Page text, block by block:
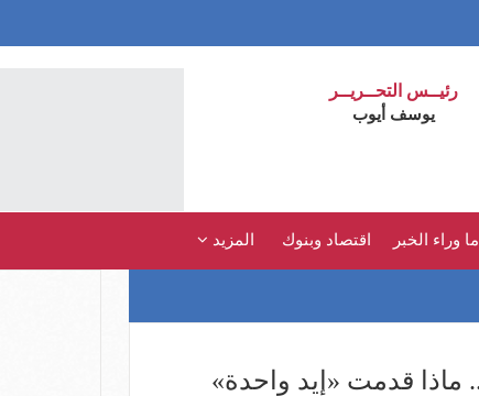
رئيــس التحــريــر
يوسف أيوب
ما وراء الخبر اقتصاد وبنوك المزيد
قدمت «إيد واحدة»